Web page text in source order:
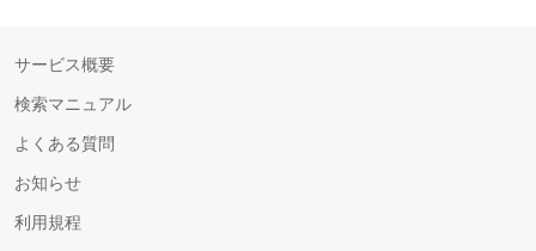
サービス概要
検索マニュアル
よくある質問
お知らせ
利用規程